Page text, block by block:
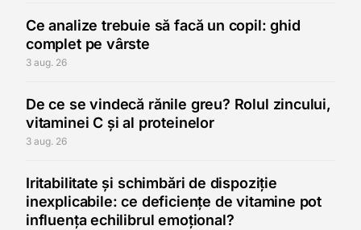
Ce analize trebuie să facă un copil: ghid
complet pe vârste
3 aug. 26
De ce se vindecă rănile greu? Rolul zincului,
vitaminei C și al proteinelor
3 aug. 26
Iritabilitate și schimbări de dispoziție
inexplicabile: ce deficiențe de vitamine pot
influența echilibrul emoțional?